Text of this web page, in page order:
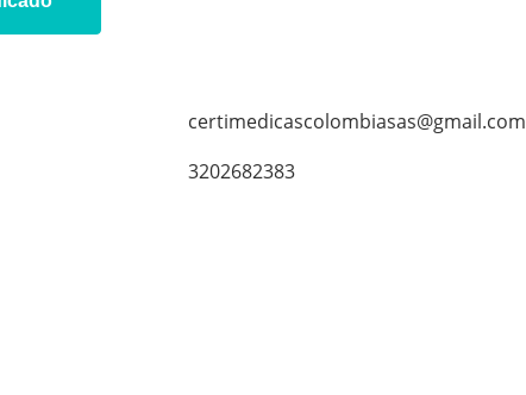
certimedicascolombiasas@gmail.com
3202682383